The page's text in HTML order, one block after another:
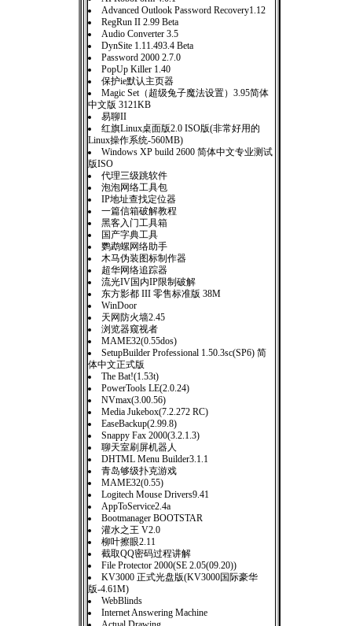
Advanced Outlook Password Recovery1.12
RegRun II 2.99 Beta
Audio Converter 3.5
DynSite 1.11.493.4 Beta
Password 2000 2.7.0
PopUp Killer 1.40
保护ie默认主页器
Magic Set（超级兔子魔法设置）3.95简体
中文版 3121KB
易聊II
红旗Linux桌面版2.0 ISO版(非常好用的
Linux操作系统-560MB)
Windows XP build 2600 简体中文专业测试
版ISO
代理三级跳软件
泡泡网络工具包
IP地址查找定位器
一篇信箱破解教程
黑客入门工具箱
国产字典工具
鹦鹉螺网络助手
木马伪装图标制作器
超华网络追踪器
流光IV国内IP限制破解
东方影都 III 零售标准版 38M
WinDoor
天网防火墙2.45
浏览器窥视者
MAME32(0.55dos)
SetupBuilder Professional 1.50.3sc(SP6) 简
体中文正式版
The Bat!(1.53t)
PowerTools LE(2.0.24)
NVmax(3.00.56)
Media Jukebox(7.2.272 RC)
EaseBackup(2.99.8)
Snappy Fax 2000(3.2.1.3)
聊天室刷屏机器人
DHTML Menu Builder3.1.1
青岛够级扑克游戏
MAME32(0.55)
Logitech Mouse Drivers9.41
AppToService2.4a
Bootmanager BOOTSTAR
灌水之王 V2.0
柳叶擦眼2.11
截取QQ密码过程讲解
File Protector 2000(SE 2.05(09.20))
KV3000 正式光盘版(KV3000国际豪华
版-4.61M)
WebBlinds
Internet Answering Machine